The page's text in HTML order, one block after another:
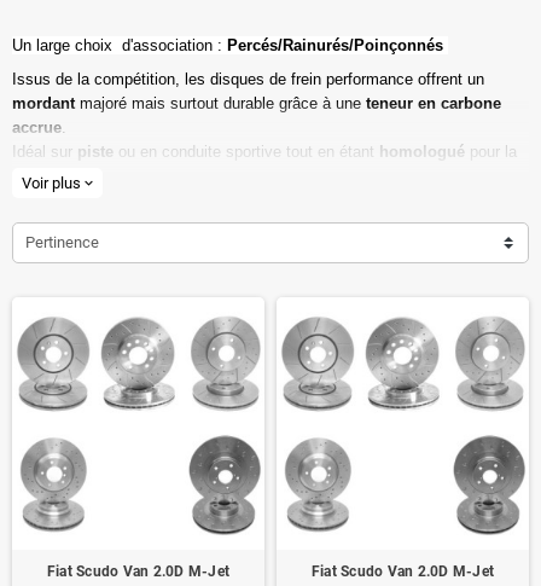
Un l arge choix d'association : Percés/Rainurés/Poinçonnés
Issus de la compétition, les disques de frein performance offrent un
mordant majoré mais surtout durable grâce à une teneur en carbone
accrue.
Idéal sur piste ou en conduite sportive tout en étant homologué pour la
route ouverte.
Dimensions d'origine respectées
Installation en lieu et place.
Homologué pour le contrôle technique
Voir plus expand_more
Pertinence
Fiat Scudo Van 2.0D M-Jet
Fiat Scudo Van 2.0D M-Jet